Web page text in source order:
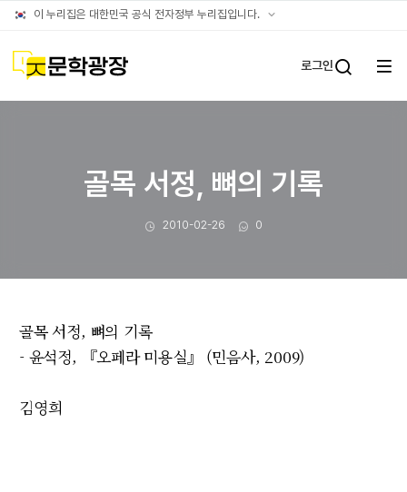
이 누리집은 대한민국 공식 전자정부 누리집입니다. 공식
문학광장 로그인
전체
골목 서정, 뼈의 기록
작성일
2010-02-26 댓글수
0
골목 서정, 뼈의 기록
- 윤석정, 『오페라 미용실』 (민음사, 2009)
김영희